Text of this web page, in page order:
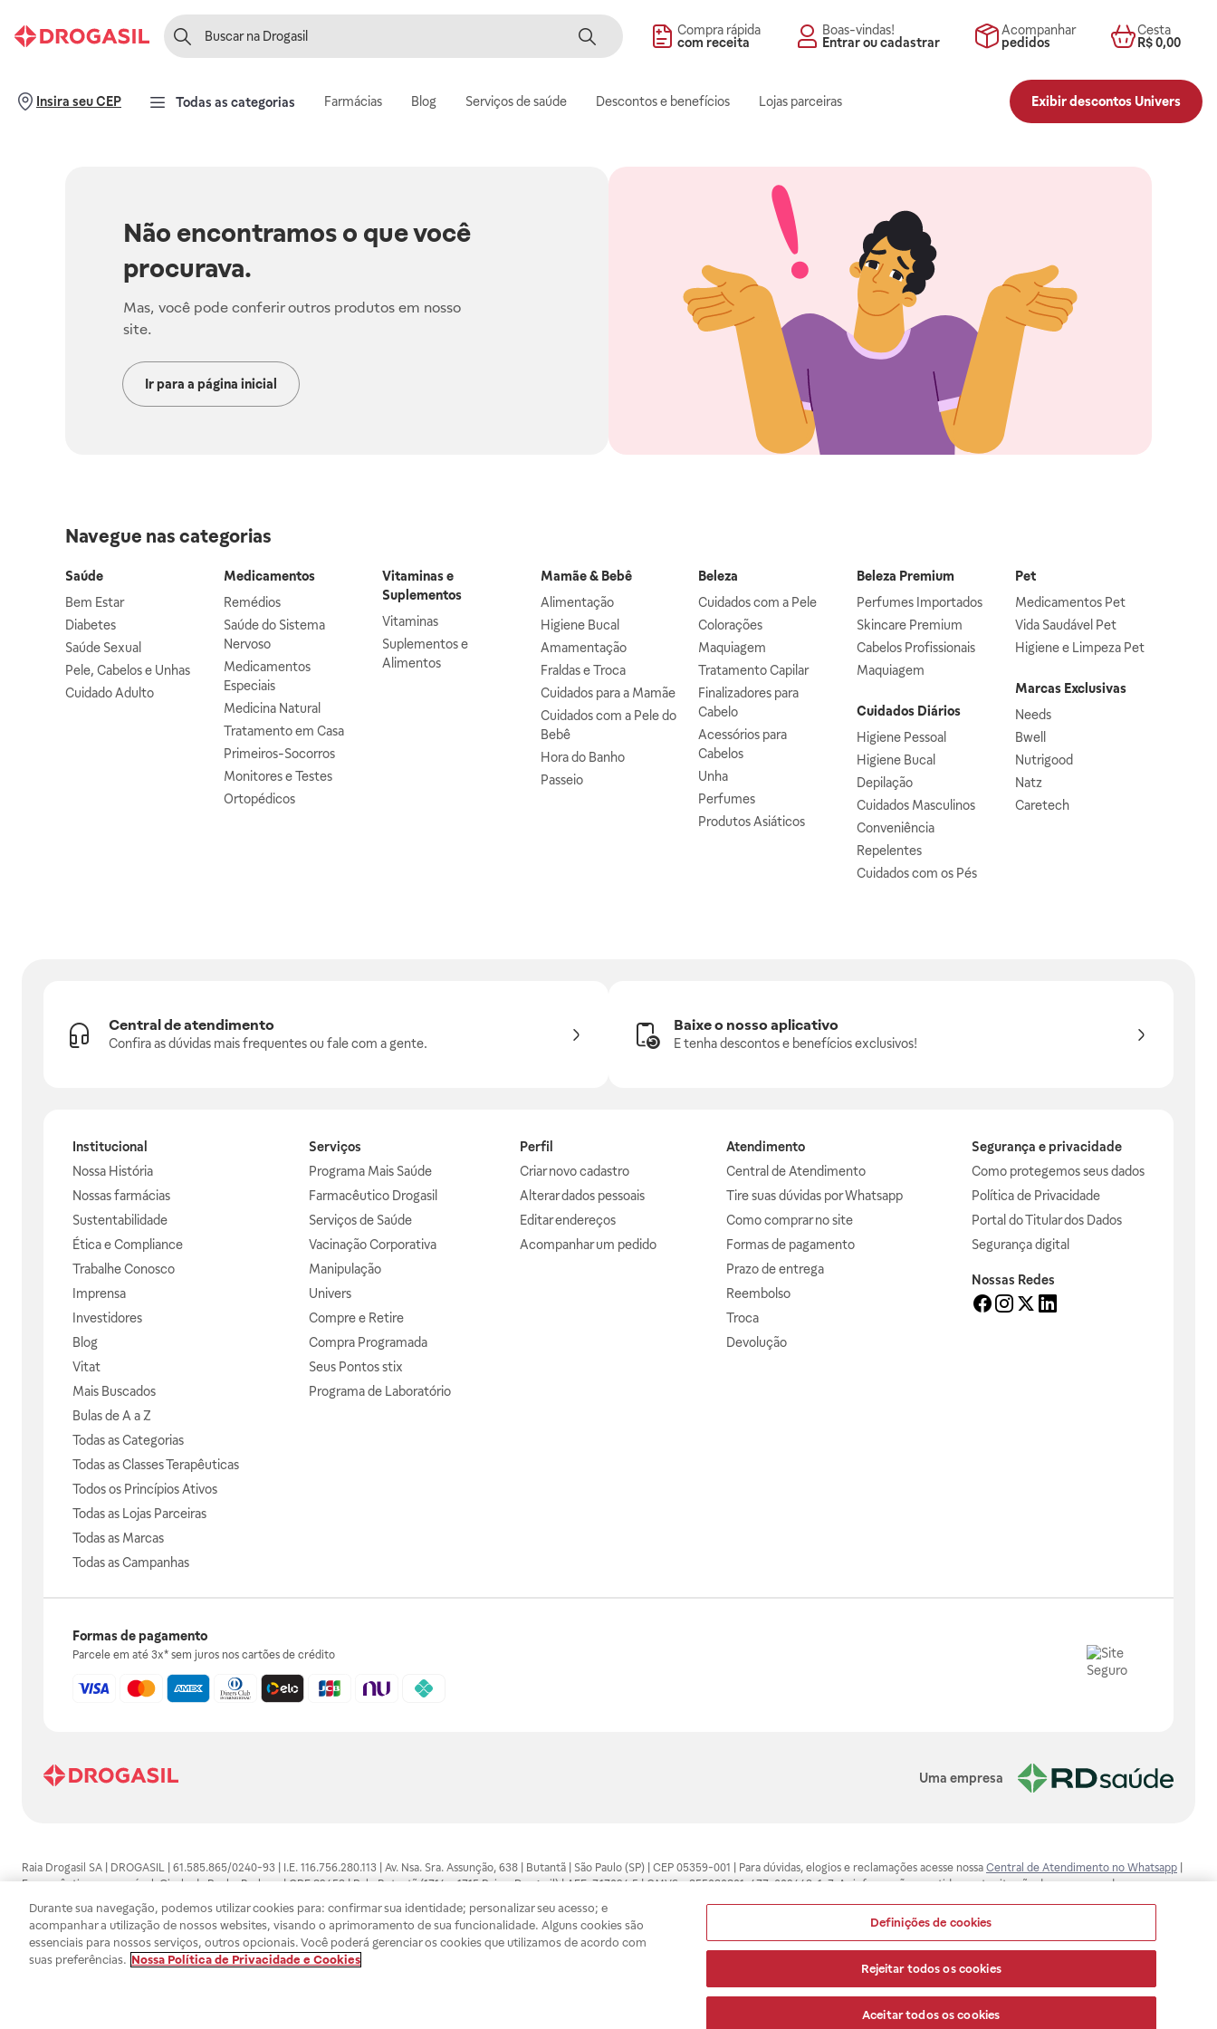
Compra rápida
com receita
Boas-vindas!
Entrar ou cadastrar
Acompanhar
pedidos
Cesta
R$ 0,00
Insira seu CEP Todas as categorias Farmácias Blog Serviços de saúde Descontos e benefícios Lojas parceiras Exibir descontos Univers
Não encontramos o que você
procurava.
Mas, você pode conferir outros produtos em nosso
site.
Ir para a página inicial
Navegue nas categorias
Saúde
Bem Estar
Diabetes
Saúde Sexual
Pele, Cabelos e Unhas
Cuidado Adulto
Medicamentos
Remédios
Saúde do Sistema
Nervoso
Medicamentos
Especiais
Medicina Natural
Tratamento em Casa
Primeiros-Socorros
Monitores e Testes
Ortopédicos
Vitaminas e
Suplementos
Vitaminas
Suplementos e
Alimentos
Mamãe & Bebê
Alimentação
Higiene Bucal
Amamentação
Fraldas e Troca
Cuidados para a Mamãe
Cuidados com a Pele do
Bebê
Hora do Banho
Passeio
Beleza
Cuidados com a Pele
Colorações
Maquiagem
Tratamento Capilar
Finalizadores para
Cabelo
Acessórios para
Cabelos
Unha
Perfumes
Produtos Asiáticos
Beleza Premium
Perfumes Importados
Skincare Premium
Cabelos Profissionais
Maquiagem
Cuidados Diários
Higiene Pessoal
Higiene Bucal
Depilação
Cuidados Masculinos
Conveniência
Repelentes
Cuidados com os Pés
Pet
Medicamentos Pet
Vida Saudável Pet
Higiene e Limpeza Pet
Marcas Exclusivas
Needs
Bwell
Nutrigood
Natz
Caretech
Central de atendimento
Confira as dúvidas mais frequentes ou fale com a gente.
Baixe o nosso aplicativo
E tenha descontos e benefícios exclusivos!
Institucional
Nossa História
Nossas farmácias
Sustentabilidade
Ética e Compliance
Trabalhe Conosco
Imprensa
Investidores
Blog
Vitat
Mais Buscados
Bulas de A a Z
Todas as Categorias
Todas as Classes Terapêuticas
Todos os Princípios Ativos
Todas as Lojas Parceiras
Todas as Marcas
Todas as Campanhas
Serviços
Programa Mais Saúde
Farmacêutico Drogasil
Serviços de Saúde
Vacinação Corporativa
Manipulação
Univers
Compre e Retire
Compra Programada
Seus Pontos stix
Programa de Laboratório
Perfil
Criar novo cadastro
Alterar dados pessoais
Editar endereços
Acompanhar um pedido
Atendimento
Central de Atendimento
Tire suas dúvidas por Whatsapp
Como comprar no site
Formas de pagamento
Prazo de entrega
Reembolso
Troca
Devolução
Segurança e privacidade
Como protegemos seus dados
Política de Privacidade
Portal do Titular dos Dados
Segurança digital
Nossas Redes
Formas de pagamento
Parcele em até 3x* sem juros nos cartões de crédito
Uma empresa
Raia Drogasil SA | DROGASIL | 61.585.865/0240-93 | I.E. 116.756.280.113 | Av. Nsa. Sra. Assunção, 638 | Butantã | São Paulo (SP) | CEP 05359-001 | Para dúvidas, elogios e reclamações acesse nossa Central de Atendimento no Whatsapp
Farmacêutico responsável: Gisele da Penha Barbosa | CRF 89453 | Polo Butantã (1714 e 1715 Raia e Drogasil) | AFE: 7.17094.5 | CMVS - 355030801-477-002443-1-7. As informações contidas neste site não devem ser usadas para
automedicação e não substituem, em hipótese alguma, as orientações dadas pelo profissional da área médica. Somente o médico está apto a diagnosticar qualquer problema de saúde e prescrever o tratamento adequado. Ao
persistirem os sintomas, um médico deverá ser consultado. Os preços e promoções divulgados no site são válidos apenas para compras feitas pela internet. Maiores esclarecimentos, consultar o site: www.anvisa.gov.br. A Raia Drogasil
SA trabalha com as tecnologias mais avançadas de proteção de dados, para que você possa realizar suas compras com tranquilidade. A privacidade e a segurança dos clientes são compromissos da Raia Drogasil SA. Todos os pedidos
efetuados estão sujeitos à confirmação da disponibilidade de produto em nosso estoque.
Durante sua navegação, podemos utilizar cookies para: confirmar sua identidade; personalizar seu acesso; e
acompanhar a utilização de nossos websites, visando o aprimoramento de sua funcionalidade. Alguns cookies são
essenciais para nossos serviços, outros opcionais. Você poderá gerenciar os cookies que utilizamos de acordo com
suas preferências. Nossa Política de Privacidade e Cookies
Definições de cookies
Rejeitar todos os cookies
Aceitar todos os cookies